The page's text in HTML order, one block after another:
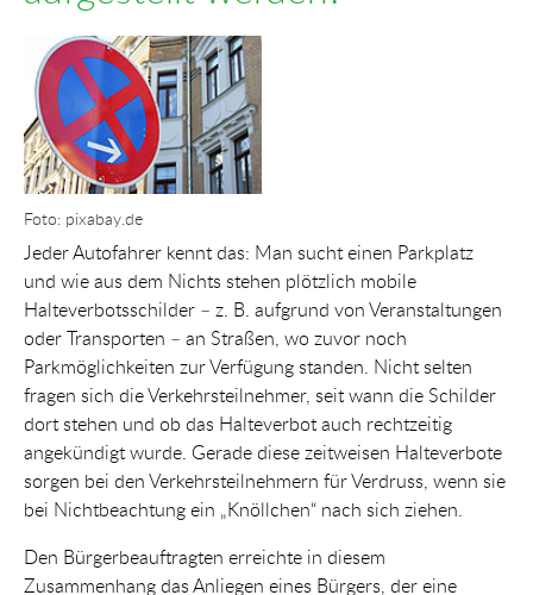
Show larger version for:
Foto: pixabay.de
Jeder Autofahrer kennt das: Man sucht einen Parkplatz
und wie aus dem Nichts stehen plötzlich mobile
Halteverbotsschilder – z. B. aufgrund von Veranstaltungen
oder Transporten – an Straßen, wo zuvor noch
Parkmöglichkeiten zur Verfügung standen. Nicht selten
fragen sich die Verkehrsteilnehmer, seit wann die Schilder
dort stehen und ob das Halteverbot auch rechtzeitig
angekündigt wurde. Gerade diese zeitweisen Halteverbote
sorgen bei den Verkehrsteilnehmern für Verdruss, wenn sie
bei Nichtbeachtung ein „Knöllchen“ nach sich ziehen.
Den Bürgerbeauftragten erreichte in diesem
Zusammenhang das Anliegen eines Bürgers, der eine